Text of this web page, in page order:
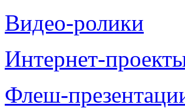
Видео-ролики
Интернет-
Флеш-